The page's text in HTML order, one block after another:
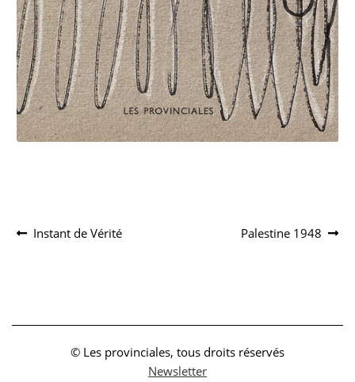
Navigation
Article
Instant de Vérité
Article
Palestine 1948
© Les provinciales, tous droits réservés
Newsletter